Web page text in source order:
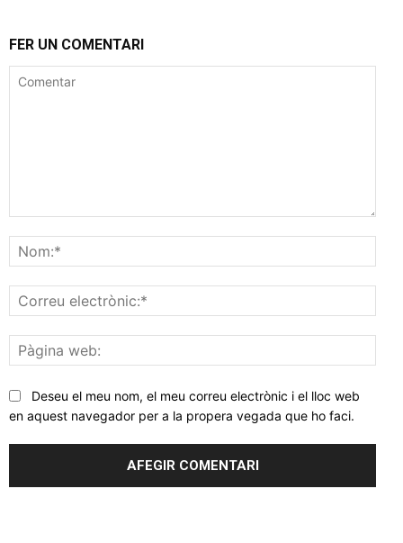
FER UN COMENTARI
web:
Deseu el meu nom, el meu correu electrònic i el lloc web
en aquest navegador per a la propera vegada que ho faci.